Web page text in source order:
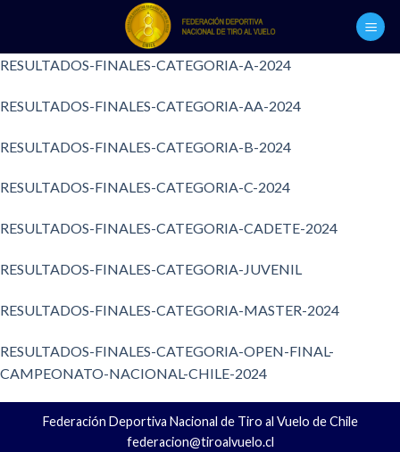
content
RESULTADOS-FINALES-CATEGORIA-A-2024
RESULTADOS-FINALES-CATEGORIA-AA-2024
RESULTADOS-FINALES-CATEGORIA-B-2024
RESULTADOS-FINALES-CATEGORIA-C-2024
RESULTADOS-FINALES-CATEGORIA-CADETE-2024
RESULTADOS-FINALES-CATEGORIA-JUVENIL
RESULTADOS-FINALES-CATEGORIA-MASTER-2024
RESULTADOS-FINALES-CATEGORIA-OPEN-FINAL-
CAMPEONATO-NACIONAL-CHILE-2024
Federación Deportiva Nacional de Tiro al Vuelo de Chile
federacion@tiroalvuelo.cl